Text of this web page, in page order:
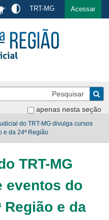
Ir para a busca Ir para o rodapé
TRT-MG Acessar
apenas nesta seção
do TRT-MG divulga cursos
e da 24ª Região
TRT-MG
eventos do
Região e da